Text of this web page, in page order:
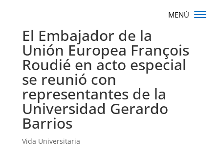
El Embajador de la
Unión Europea François
Roudié en acto especial
se reunió con
representantes de la
Universidad Gerardo
Barrios
Vida Universitaria